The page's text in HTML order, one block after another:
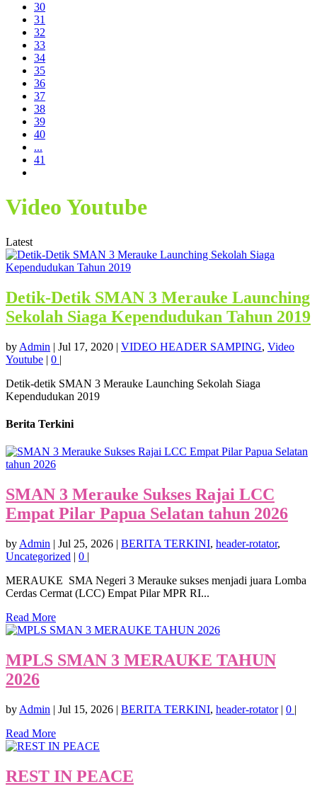
30
31
32
33
34
35
36
37
38
39
40
...
41
Video Youtube
Latest
Detik-Detik SMAN 3 Merauke Launching
Sekolah Siaga Kependudukan Tahun 2019
by Admin | Jul 17, 2020 | VIDEO HEADER SAMPING, Video
Youtube | 0 |
Detik-detik SMAN 3 Merauke Launching Sekolah Siaga
Kependudukan 2019
Berita Terkini
SMAN 3 Merauke Sukses Rajai LCC
Empat Pilar Papua Selatan tahun 2026
by Admin | Jul 25, 2026 | BERITA TERKINI, header-rotator,
Uncategorized | 0 |
MERAUKE SMA Negeri 3 Merauke sukses menjadi juara Lomba
Cerdas Cermat (LCC) Empat Pilar MPR RI...
Read More
MPLS SMAN 3 MERAUKE TAHUN
2026
by Admin | Jul 15, 2026 | BERITA TERKINI, header-rotator| 0 |
Read More
REST IN PEACE